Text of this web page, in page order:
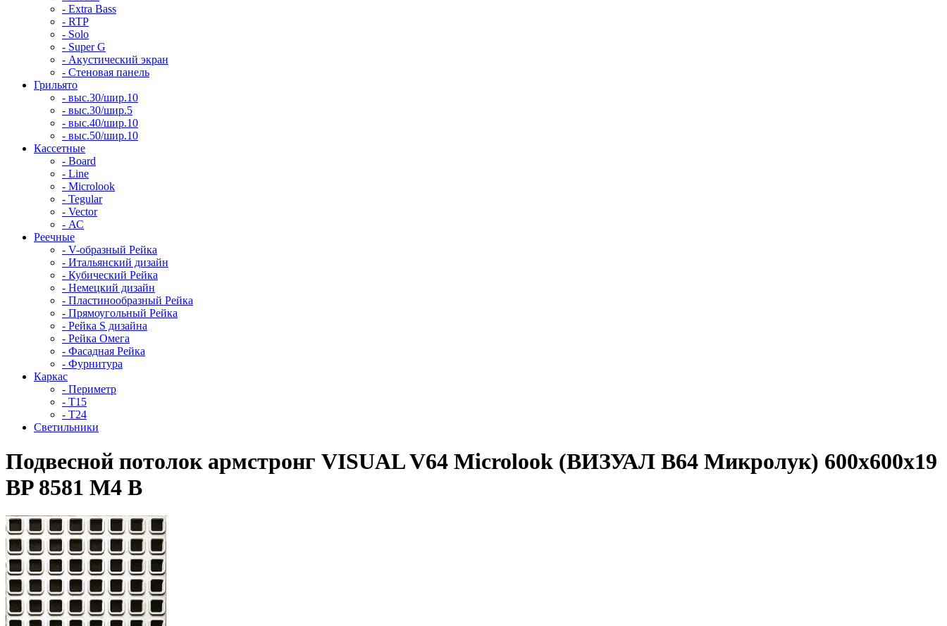
- Extra Bass
- RTP
- Solo
- Super G
- Акустический экран
- Стеновая панель
Грильято
- выс.30/шир.10
- выс.30/шир.5
- выс.40/шир.10
- выс.50/шир.10
Кассетные
- Board
- Line
- Microlook
- Tegular
- Vector
- АС
Реечные
- V-образный Рейка
- Итальянский дизайн
- Кубический Рейка
- Немецкий дизайн
- Пластинообразный Рейка
- Прямоугольный Рейка
- Рейка S дизайна
- Рейка Омега
- Фасадная Рейка
- Фурнитура
Каркас
- Периметр
- Т15
- Т24
Светильники
Подвесной потолок армстронг VISUAL V64 Microlook (ВИЗУАЛ В64 Микролук) 600x600x19
BP 8581 M4 B